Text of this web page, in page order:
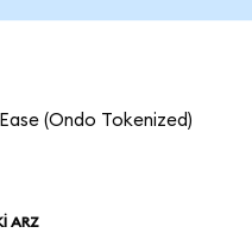
(Ondo Tokenized)
ARZ